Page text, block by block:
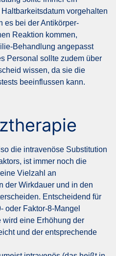
vorgehalten
es bei der Antikörper-
Reaktion kommen,
Behandlung angepasst
Personal sollte zudem über
wissen, da sie die
beeinflussen kann.
die intravenöse Substitution
ist immer noch die
Vielzahl an
der Wirkdauer und in den
Entscheidend für
oder Faktor-8-Mangel
eine Erhöhung der
und der entsprechende